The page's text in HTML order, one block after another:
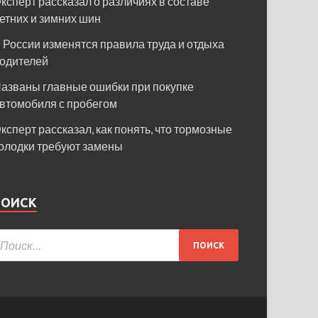
и зимних шин
России изменятся правила труда и отдыха
главные ошибки при покупке
с пробегом
рассказал, как понять, что тормозные
требуют замены